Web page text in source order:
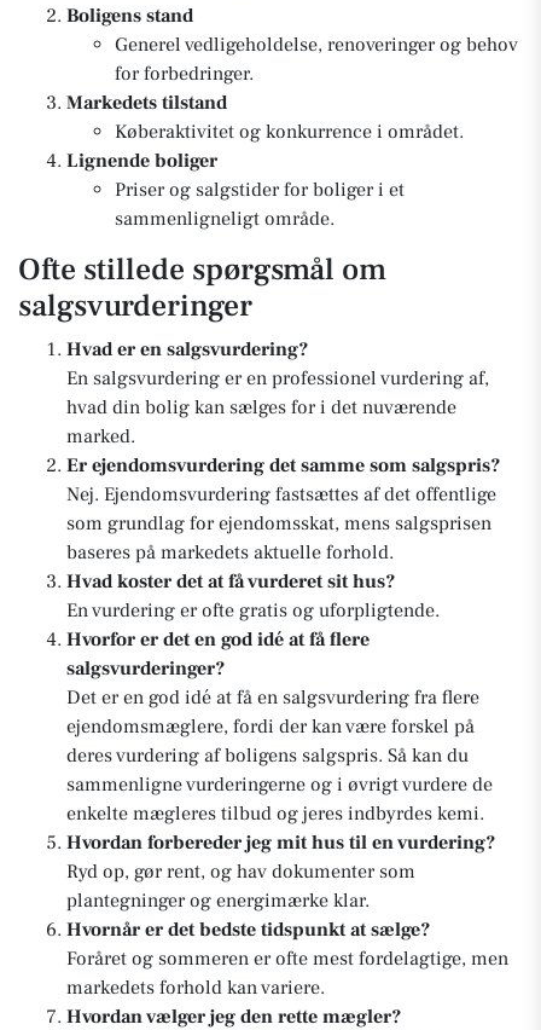
Boligens stand
Generel vedligeholdelse, renoveringer og behov
for forbedringer.
Markedets tilstand
Køberaktivitet og konkurrence i området.
Lignende boliger
Priser og salgstider for boliger i et
sammenligneligt område.
Ofte stillede spørgsmål om
salgsvurderinger
Hvad er en salgsvurdering?
En salgsvurdering er en professionel vurdering af,
hvad din bolig kan sælges for i det nuværende
marked.
Er ejendomsvurdering det samme som salgspris?
Nej. Ejendomsvurdering fastsættes af det offentlige
som grundlag for ejendomsskat, mens salgsprisen
baseres på markedets aktuelle forhold.
Hvad koster det at få vurderet sit hus?
En vurdering er ofte gratis og uforpligtende.
Hvorfor er det en god idé at få flere
salgsvurderinger?
Det er en god idé at få en salgsvurdering fra flere
ejendomsmæglere, fordi der kan være forskel på
deres vurdering af boligens salgspris. Så kan du
sammenligne vurderingerne og i øvrigt vurdere de
enkelte mægleres tilbud og jeres indbyrdes kemi.
Hvordan forbereder jeg mit hus til en vurdering?
Ryd op, gør rent, og hav dokumenter som
plantegninger og energimærke klar.
Hvornår er det bedste tidspunkt at sælge?
Foråret og sommeren er ofte mest fordelagtige, men
markedets forhold kan variere.
Hvordan vælger jeg den rette mægler?